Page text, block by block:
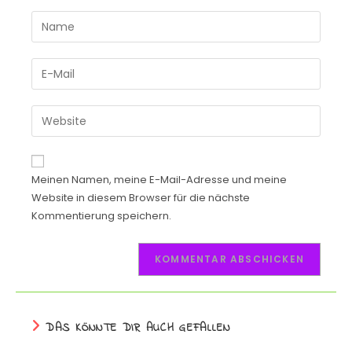
Meinen Namen, meine E-Mail-Adresse und meine
Website in diesem Browser für die nächste
Kommentierung speichern.
DAS KÖNNTE DIR AUCH GEFALLEN